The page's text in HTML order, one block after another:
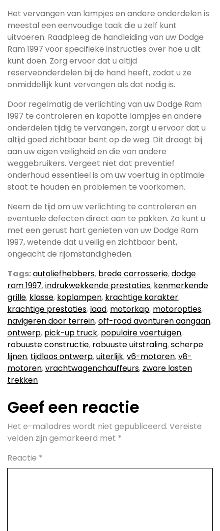
Het vervangen van lampjes en andere onderdelen is
meestal een eenvoudige taak die u zelf kunt
uitvoeren. Raadpleeg de handleiding van uw Dodge
Ram 1997 voor specifieke instructies over hoe u dit
kunt doen. Zorg ervoor dat u altijd
reserveonderdelen bij de hand heeft, zodat u ze
onmiddellijk kunt vervangen als dat nodig is.
Door regelmatig de verlichting van uw Dodge Ram
1997 te controleren en kapotte lampjes en andere
onderdelen tijdig te vervangen, zorgt u ervoor dat u
altijd goed zichtbaar bent op de weg. Dit draagt bij
aan uw eigen veiligheid en die van andere
weggebruikers. Vergeet niet dat preventief
onderhoud essentieel is om uw voertuig in optimale
staat te houden en problemen te voorkomen.
Neem de tijd om uw verlichting te controleren en
eventuele defecten direct aan te pakken. Zo kunt u
met een gerust hart genieten van uw Dodge Ram
1997, wetende dat u veilig en zichtbaar bent,
ongeacht de rijomstandigheden.
Tags:autoliefhebbers, brede carrosserie,dodge
ram 1997,indrukwekkende prestaties, kenmerkende
grille, klasse, koplampen, krachtige karakter,
krachtige prestaties, laad, motorkap, motoropties,
navigeren door terrein,off-road avonturen aangaan,
ontwerp, pick-up truck, populaire voertuigen,
robuuste constructie, robuuste uitstraling,scherpe
lijnen, tijdloos ontwerp,uiterlijk,v6-motoren,v8-
motoren,vrachtwagenchauffeurs, zware lasten
trekken
Geef een reactie
Het e-mailadres wordt niet gepubliceerd. Vereiste
velden zijn gemarkeerd met *
Reactie *